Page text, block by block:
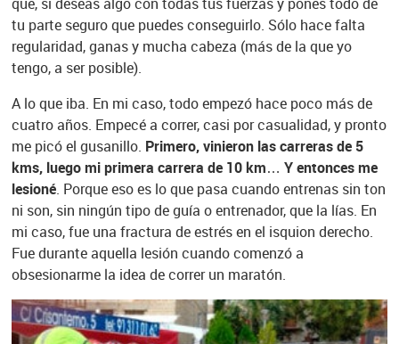
que, si deseas algo con todas tus fuerzas y pones todo de
tu parte seguro que puedes conseguirlo. Sólo hace falta
regularidad, ganas y mucha cabeza (más de la que yo
tengo, a ser posible).
A lo que iba. En mi caso, todo empezó hace poco más de
cuatro años. Empecé a correr, casi por casualidad, y pronto
me picó el gusanillo. Primero, vinieron las carreras de 5
kms, luego mi primera carrera de 10 km… Y entonces me
lesioné. Porque eso es lo que pasa cuando entrenas sin ton
ni son, sin ningún tipo de guía o entrenador, que la lías. En
mi caso, fue una fractura de estrés en el isquion derecho.
Fue durante aquella lesión cuando comenzó a
obsesionarme la idea de correr un maratón.